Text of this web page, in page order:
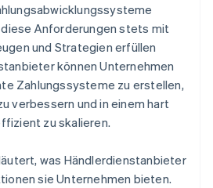
und Analysefunktionen
Anforderungen stets mit
und Strategien erfüllen
können Unternehmen
Zahlungssysteme zu erstellen,
verbessern und in einem hart
zu skalieren.
was Händlerdienstanbieter
sie Unternehmen bieten.